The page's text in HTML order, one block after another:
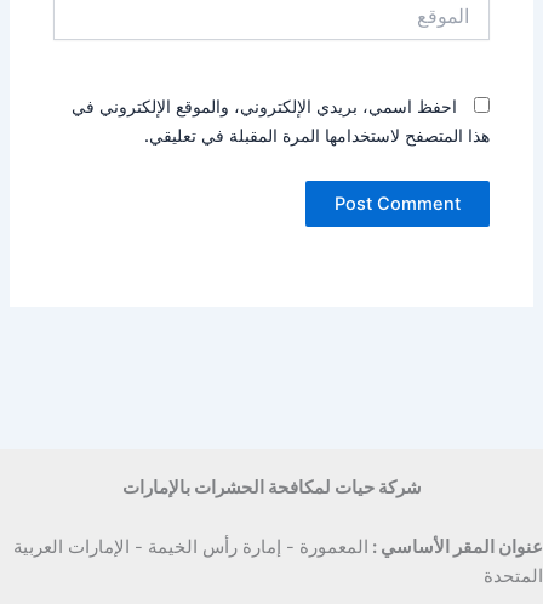
احفظ اسمي، بريدي الإلكتروني، والموقع الإلكتروني في
هذا المتصفح لاستخدامها المرة المقبلة في تعليقي.
شركة حيات لمكافحة الحشرات بالإمارات
عنوان المقر الأساسي : المعمورة - إمارة رأس الخيمة - الإمارات العربية
المتحدة